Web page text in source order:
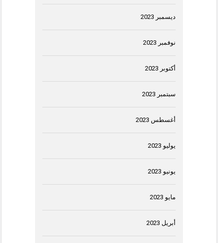
ديسمبر 2023
نوفمبر 2023
أكتوبر 2023
سبتمبر 2023
أغسطس 2023
يوليو 2023
يونيو 2023
مايو 2023
أبريل 2023